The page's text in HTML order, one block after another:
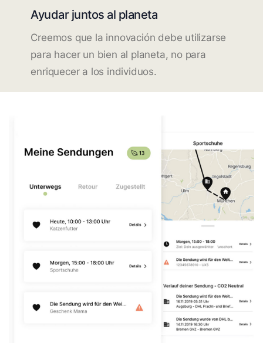
Ayudar juntos al planeta
Creemos que la innovación debe utilizarse
para hacer un bien al planeta, no para
enriquecer a los individuos.